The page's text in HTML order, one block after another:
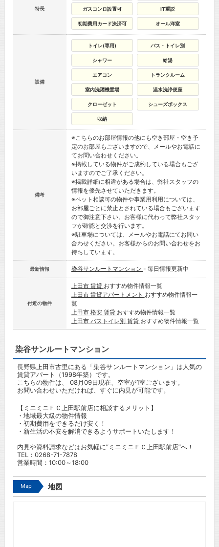
特長 ガスコンロ設置可 IT重説
初期費用カード決済可 オール洋室
設備
トイレ(専用) バス・トイレ別
シャワー 給湯
エアコン トランクルーム
室内洗濯機置場 温水洗浄便座
クローゼット シューズボックス
収納
備考
※こちらのお部屋情報の他にも空き部屋・空き予
定のお部屋もございますので、メールやお電話に
てお問い合わせください。
※掲載している物件がご成約している場合もござ
いますのでご了承ください。
※掲載詳細に相違がある場合は、弊社スタッフの
情報を優先させていただきます。
※ペット相談可の物件や事業用利用については、
お部屋ごとに禁止とされている場合もございます
ので御注意下さい。お客様に代わって弊社スタッ
フが確認と交渉を行います。
※駐車場については、メールやお電話にてお問い
合わせください。お客様からのお問い合わせをお
待ちしています。
最新情報 染谷サンルートマンション - 毎日情報更新中
付近の物件
上田市 賃貸 おすすめ物件情報一覧
上田市 賃貸アパートメント おすすめ物件情報一
覧
上田市 格安 賃貸 おすすめ物件情報一覧
上田市 バストイレ別 賃貸 おすすめ物件情報一覧
染谷サンルートマンション
長野県上田市古里にある「染谷サンルートマンション」は人気の
賃貸アパート（1998年築）です。
こちらの物件は、 08月09日現在、空室が1室ございます。
お問い合わせいただければ、すぐに内見が可能です。
【ミニミニＦＣ上田駅前店に相談するメリット】
・地域最大級の物件情報
・初期費用をできるだけ安く！
・新生活の不安を解消できるようサポートいたします！
内見や資料請求などはお気軽に”ミニミニＦＣ上田駅前店”へ！
TEL： 0268-71-7878
営業時間：10:00～18:00
Map 地図